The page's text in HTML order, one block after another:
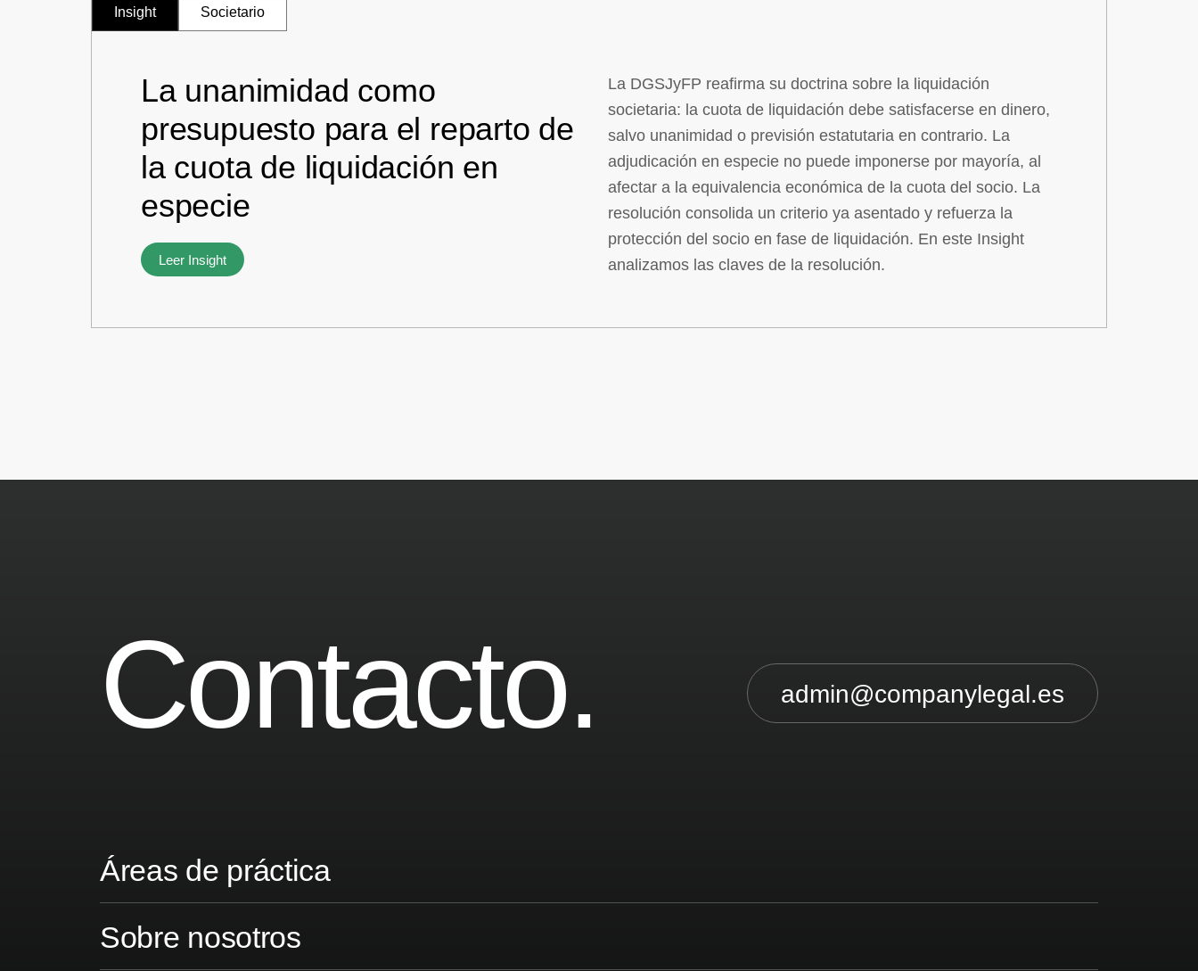
Insight Societario
La unanimidad como
presupuesto para el reparto de
la cuota de liquidación en
especie
Leer Insight
La DGSJyFP reafirma su doctrina sobre la liquidación
societaria: la cuota de liquidación debe satisfacerse en dinero,
salvo unanimidad o previsión estatutaria en contrario. La
adjudicación en especie no puede imponerse por mayoría, al
afectar a la equivalencia económica de la cuota del socio. La
resolución consolida un criterio ya asentado y refuerza la
protección del socio en fase de liquidación. En este Insight
analizamos las claves de la resolución.
Contacto. admin@companylegal.es
Áreas de práctica
Sobre nosotros